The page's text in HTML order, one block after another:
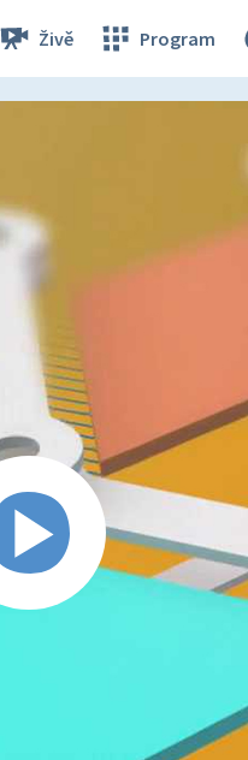
Živě Program